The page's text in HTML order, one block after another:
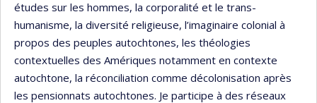
études sur les hommes, la corporalité et le trans-
humanisme, la diversité religieuse, l’imaginaire colonial à
propos des peuples autochtones, les théologies
contextuelles des Amériques notamment en contexte
autochtone, la réconciliation comme décolonisation après
les pensionnats autochtones. Je participe à des réseaux